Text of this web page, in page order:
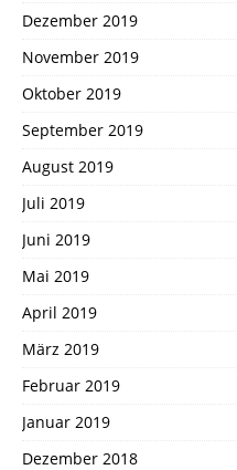
Dezember 2019
November 2019
Oktober 2019
September 2019
August 2019
Juli 2019
Juni 2019
Mai 2019
April 2019
März 2019
Februar 2019
Januar 2019
Dezember 2018